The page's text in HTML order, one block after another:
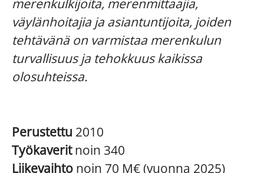
merenkulkijoita, merenmittaajia,
väylänhoitajia ja asiantuntijoita, joiden
tehtävänä on varmistaa merenkulun
turvallisuus ja tehokkuus kaikissa
olosuhteissa.
Perustettu 2010
Työkaveritnoin 340
Liikevaihto noin 70 M€ (vuonna 2025)